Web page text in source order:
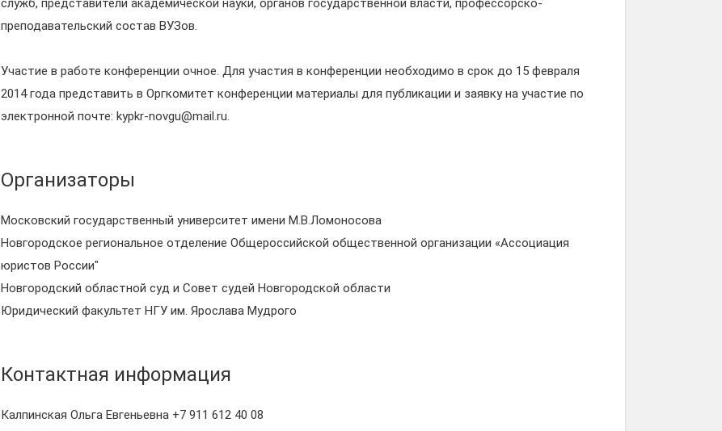
служб, представители академической науки, органов государственной власти, профессорско-
преподавательский состав ВУЗов.
Участие в работе конференции очное. Для участия в конференции необходимо в срок до 15 февраля
2014 года представить в Оргкомитет конференции материалы для публикации и заявку на участие по
электронной почте: kypkr-novgu@mail.ru.
Организаторы
Московский государственный университет имени М.В.Ломоносова
Новгородское региональное отделение Общероссийской общественной организации «Ассоциация
юристов России"
Новгородский областной суд и Совет судей Новгородской области
Юридический факультет НГУ им. Ярослава Мудрого
Контактная информация
Калпинская Ольга Евгеньевна +7 911 612 40 08